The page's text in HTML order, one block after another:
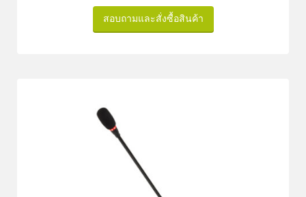
สอบถามและสั่งซื้อสินค้า